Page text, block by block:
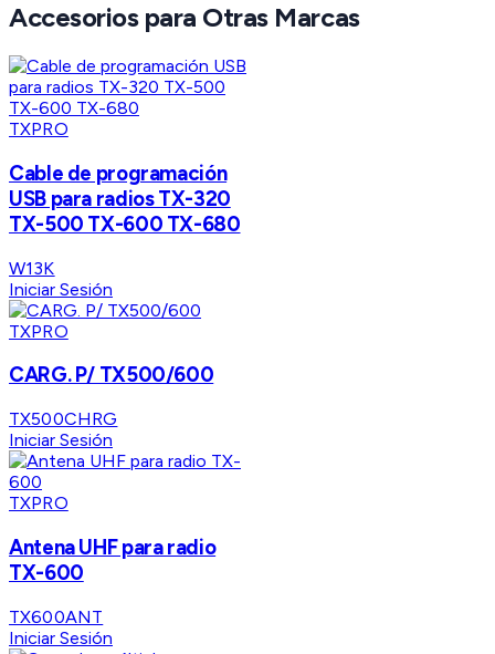
Accesorios para Otras Marcas
TXPRO
Cable de programación
USB para radios TX-320
TX-500 TX-600 TX-680
W13K
Iniciar Sesión
TXPRO
CARG. P/ TX500/600
TX500CHRG
Iniciar Sesión
TXPRO
Antena UHF para radio
TX-600
TX600ANT
Iniciar Sesión